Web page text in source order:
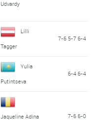
Udvardy
Lilli
Tagger
7-6 5-7 6-4
Yulia
Putintseva
6-4 6-4
Jaqueline Adina
7-6 6-0